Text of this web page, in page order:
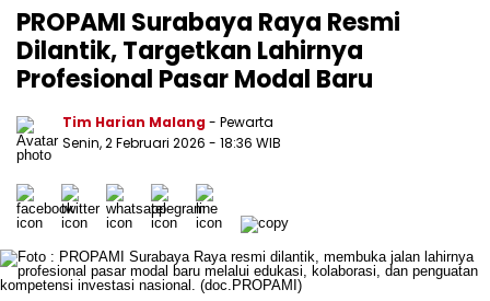
PROPAMI Surabaya Raya Resmi
Dilantik, Targetkan Lahirnya
Profesional Pasar Modal Baru
Tim Harian Malang- Pewarta
Senin, 2 Februari 2026 - 18:36 WIB